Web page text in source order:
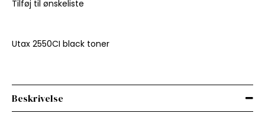
Tilføj til ønskeliste
Utax 2550CI black toner
Beskrivelse